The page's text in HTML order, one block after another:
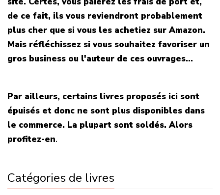
de ce fait, ils vous reviendront probablement
plus cher que si vous les achetiez sur Amazon.
Mais réfléchissez si vous souhaitez favoriser un
gros business ou l'auteur de ces ouvrages...
Par ailleurs, certains livres proposés ici sont
épuisés et donc ne sont plus disponibles dans
le commerce. La plupart sont soldés. Alors
profitez-en.
Catégories de livres